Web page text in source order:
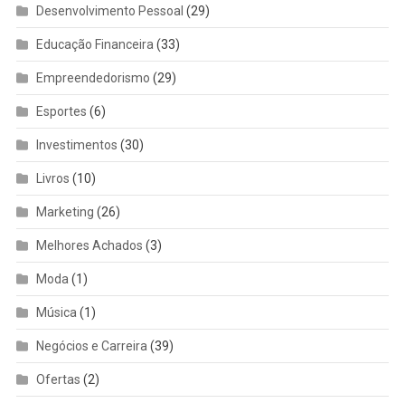
Desenvolvimento Pessoal (29)
Educação Financeira (33)
Empreendedorismo (29)
Esportes (6)
Investimentos (30)
Livros (10)
Marketing (26)
Melhores Achados (3)
Moda (1)
Música (1)
Negócios e Carreira (39)
Ofertas (2)